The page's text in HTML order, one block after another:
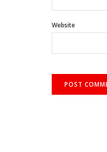
Website